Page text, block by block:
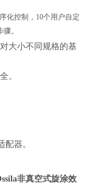
化控制，10个用户自定
。
大小不同规格的基
。
配器。
非真空式旋涂效